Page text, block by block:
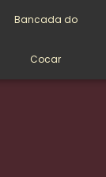
Bancada do
Cocar